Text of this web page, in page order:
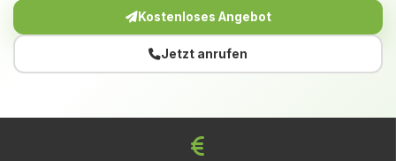
Kostenloses Angebot
Jetzt anrufen